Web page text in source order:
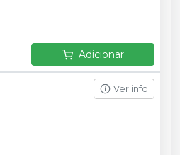
Adicionar
Ver info